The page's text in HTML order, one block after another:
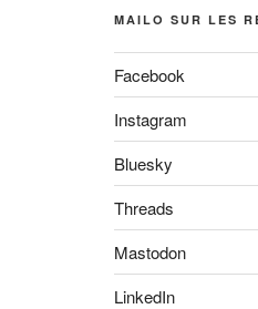
MAILO SUR LES
Facebook
Instagram
Bluesky
Threads
Mastodon
LinkedIn